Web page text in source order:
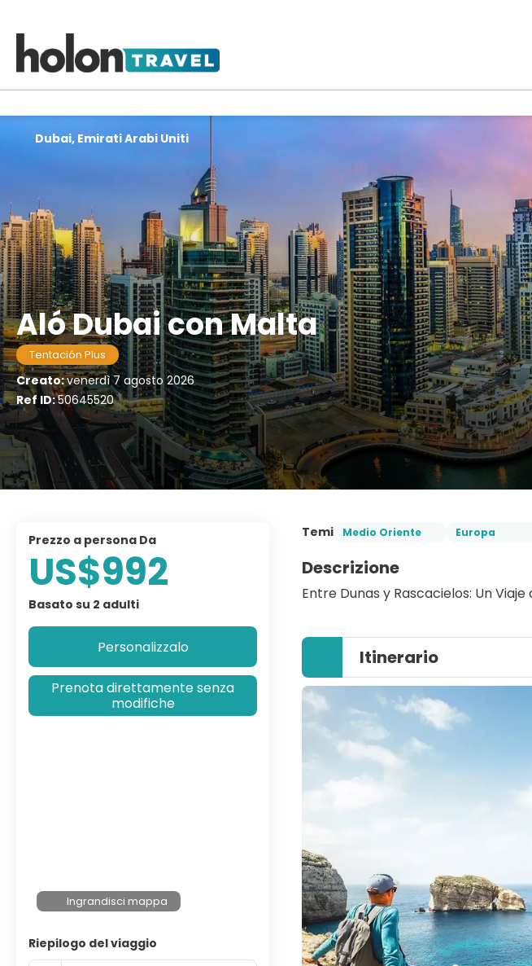
Aló Dubai con Malta
Tentación Plus
Creato:venerdì 7 agosto 2026
Ref ID:50645520
Dubai, Emirati Arabi Uniti
Temi Medio Oriente Europa
Descrizione
Entre Dunas y Rascacielos: Un
Itinerario
prezzo a persona Da
US$992
Basato su 2 adulti
Personalizzalo
Prenota direttamente senza
modifiche
Ingrandisci mappa
Riepilogo del viaggio